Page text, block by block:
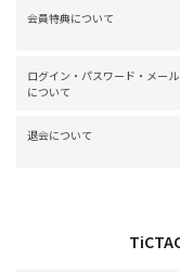
会員特典について
ログイン・パスワード・メー
について
退会について